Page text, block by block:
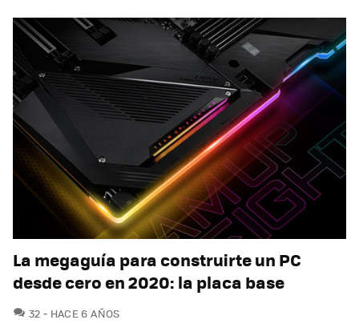
La megaguía para construirte un PC
desde cero en 2020: la placa base
32 COMENTARIOS
HACE 6 AÑOS